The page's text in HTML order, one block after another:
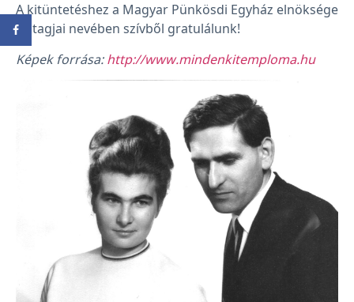
A kitüntetéshez a Magyar Pünkösdi Egyház elnöksége
és tagjai nevében szívből gratulálunk!
Képek forrása:http://www.mindenkitemploma.hu